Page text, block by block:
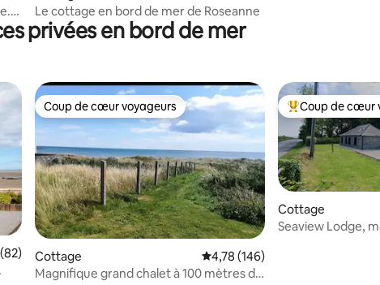
Le cottage en bord de mer de Roseanne
privées en bord de mer
: 4,87 sur 5
moyenne sur la base de 82 commentaires : 4,95 sur 5
Coup de cœur voyageurs
Coup de cœur voyageurs
Cottage Évaluation moyenne sur la base
4,78 (146)
Magnifique grand chalet à 100 mètres de
Coups de cœur
Coup de cœur
Cottage
Seaview Lodge,